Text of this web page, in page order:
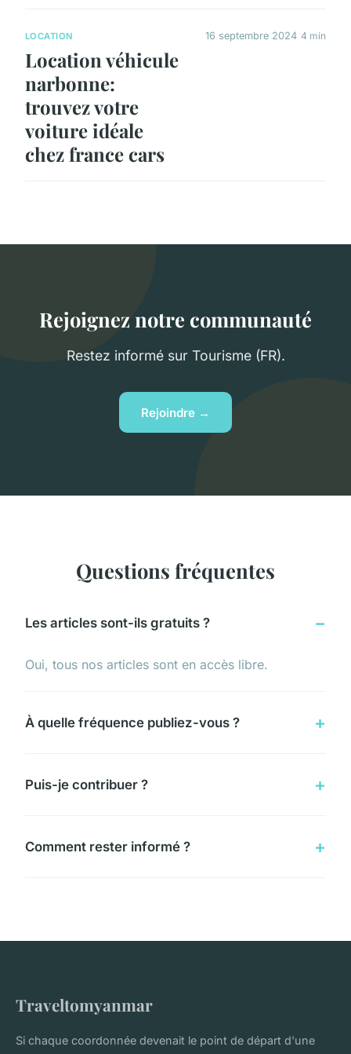
LOCATION
Location véhicule
narbonne:
trouvez votre
voiture idéale
chez france cars
16 septembre 2024 4 min
Rejoignez notre communauté
Restez informé sur Tourisme (FR).
Rejoindre →
Questions fréquentes
Les articles sont-ils gratuits ?
Oui, tous nos articles sont en accès libre.
À quelle fréquence publiez-vous ?
Puis-je contribuer ?
Comment rester informé ?
Traveltomyanmar
Si chaque coordonnée devenait le point de départ d'une